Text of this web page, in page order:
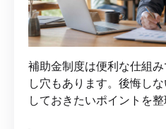
補助金制度は便利な仕組
し穴もあります。後悔し
しておきたいポイントを整